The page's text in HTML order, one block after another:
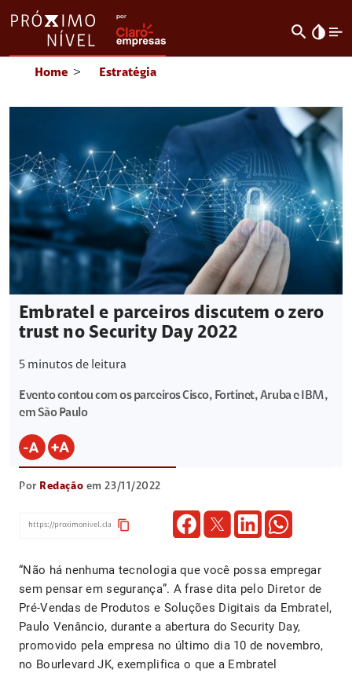
search invert_colors
Home > Estratégia
Embratel e parceiros discutem o zero
trust no Security Day 2022
5 minutos de leitura
Evento contou com os parceiros Cisco, Fortinet, Aruba e IBM,
em São Paulo
Por Redação em 23/11/2022
content_copy
“Não há nenhuma tecnologia que você possa empregar
sem pensar em segurança”. A frase dita pelo Diretor de
Pré-Vendas de Produtos e Soluções Digitais da Embratel,
Paulo Venâncio, durante a abertura do Security Day,
promovido pela empresa no último dia 10 de novembro,
no Bourlevard JK, exemplifica o que a Embratel